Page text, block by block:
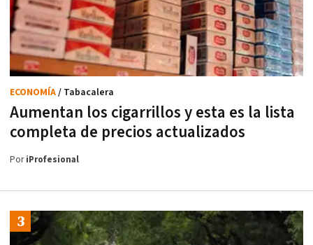
Aumentan los cigarrillos y esta es la lista
completa de precios actualizados
ECONOMÍA/ Tabacalera
PoriProfesional